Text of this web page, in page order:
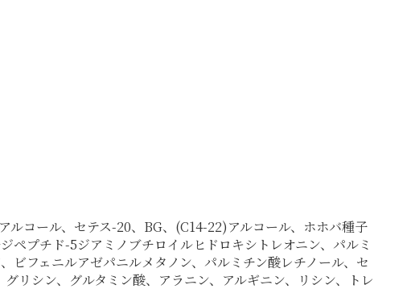
ルコール、セテス-20、BG、(C14-22)アルコール、ホホバ種子
ペプチド-5ジアミノブチロイルヒドロキシトレオニン、パルミ
フェニルアゼパニルメタノン、パルミチン酸レチノール、セ
リシン、グルタミン酸、アラニン、アルギニン、リシン、トレ